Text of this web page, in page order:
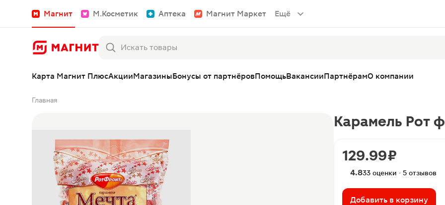
Магнит М.Косметик Аптека Магнит Маркет Ещё
Карта Магнит ПлюсАкцииМагазиныБонусы от партнёровПомощьВакансииПартнёрамО компании
Главная
Карамель Рот
129.99 ₽
4.833 оценки · 5 отзывов
Добавить в корзину